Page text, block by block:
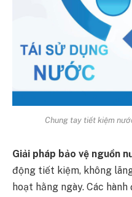
Chung tay tiết kiệm
Giải pháp bảo vệ nguồn
động tiết kiệm, không
hoạt hằng ngày. Các